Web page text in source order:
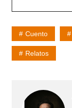
Cuento
Relatos